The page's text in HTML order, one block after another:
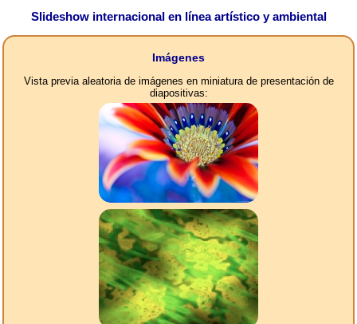
Slideshow internacional en línea artístico y ambiental
Imágenes
Vista previa aleatoria de imágenes en miniatura de presentación de
diapositivas: